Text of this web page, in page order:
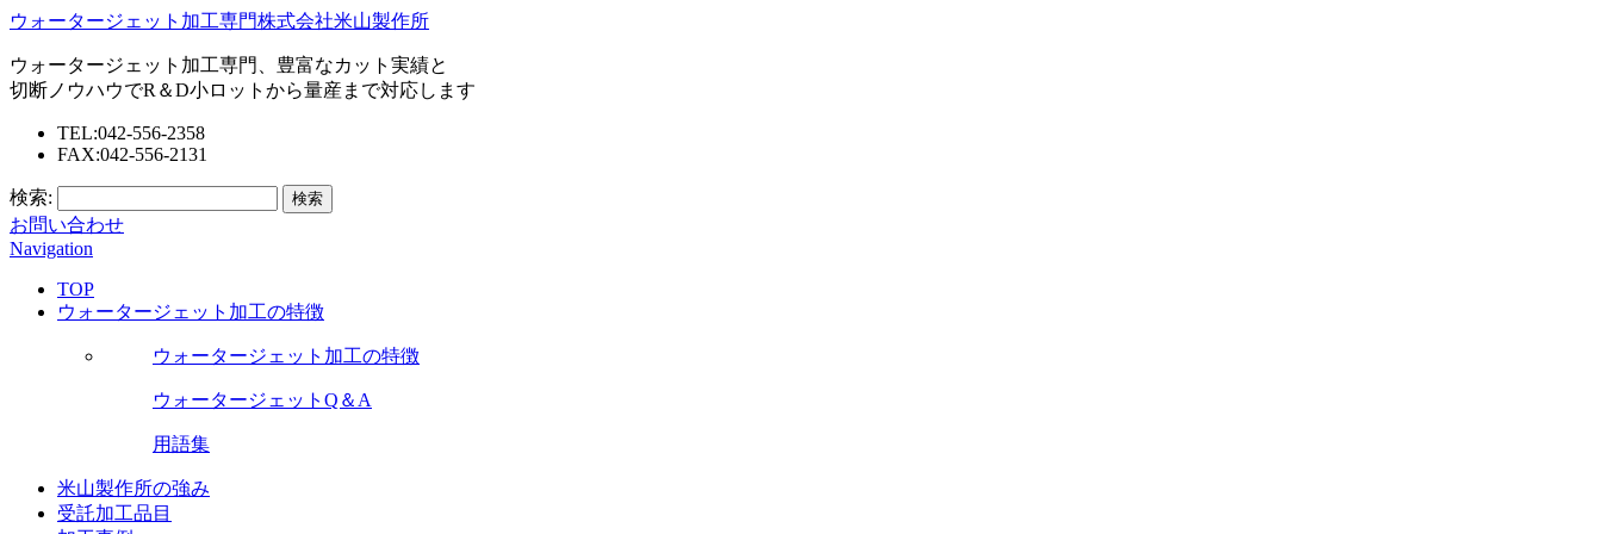
ウォータージェット加工専門株式会社米山製作所
ウォータージェット加工専門、豊富なカット実績と
切断ノウハウでR＆D小ロットから量産まで対応します
TEL:042-556-2358
FAX:042-556-2131
検索:
お問い合わせ
Navigation
TOP
ウォータージェット加工の特徴
ウォータージェット加工の特徴
ウォータージェットQ＆A
用語集
米山製作所の強み
受託加工品目